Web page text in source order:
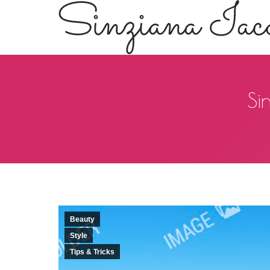
Beauty
Style
Tips & Tricks